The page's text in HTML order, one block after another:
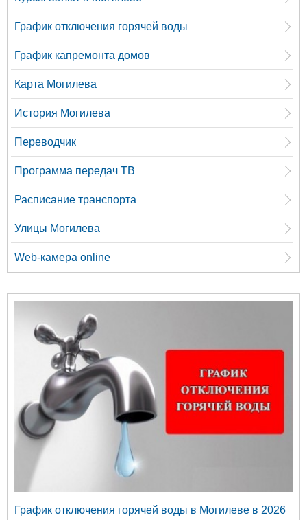
График отключения горячей воды
График капремонта домов
Карта Могилева
История Могилева
Переводчик
Программа передач ТВ
Расписание транспорта
Улицы Могилева
Web-камера online
График отключения горячей воды в Могилеве в 2026